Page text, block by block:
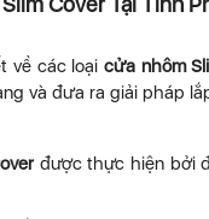
về các loại cửa nhôm
và đưa ra giải pháp
được thực hiện bởi